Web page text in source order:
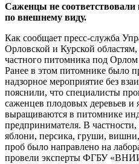
Саженцы не
по внешнему виду.
Как сообщает пресс-служба
Орловской и Курской
частного питомника под
Ранее в этом питомнике было
надзорное мероприятие без
пояснили, что специалисты
саженцев плодовых деревьев
выращиваются в питомнике
предпринимателя. В
яблони, персика, груши,
проб было направлено на
провели эксперты ФГБУ